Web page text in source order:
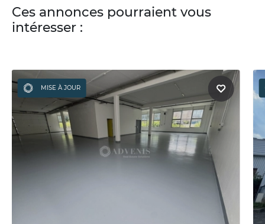
Ces annonces pourraient vous
intéresser :
MISE À JOUR